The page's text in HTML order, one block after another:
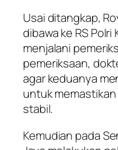
Usai ditangkap,
dibawa ke RS
menjalani
pemeriksaan,
agar keduanya
untuk
stabil.
Kemudian pada